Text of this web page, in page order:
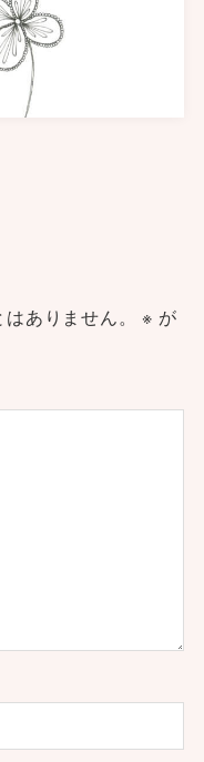
ありません。 ※ が